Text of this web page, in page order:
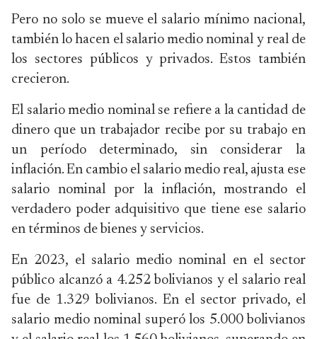
Pero no solo se mueve el salario mínimo nacional,
también lo hacen el salario medio nominal y real de
los sectores públicos y privados. Estos también
crecieron.
El salario medio nominal se refiere a la cantidad de
dinero que un trabajador recibe por su trabajo en
un período determinado, sin considerar la
inflación. En cambio el salario medio real, ajusta ese
salario nominal por la inflación, mostrando el
verdadero poder adquisitivo que tiene ese salario
en términos de bienes y servicios.
En 2023, el salario medio nominal en el sector
público alcanzó a 4.252 bolivianos y el salario real
fue de 1.329 bolivianos. En el sector privado, el
salario medio nominal superó los 5.000 bolivianos